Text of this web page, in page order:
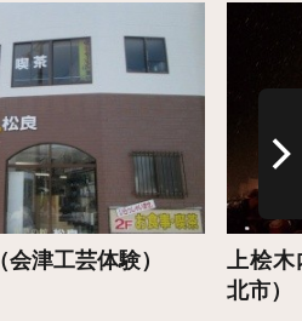
津工芸体験）
上桧
北市）
詳細